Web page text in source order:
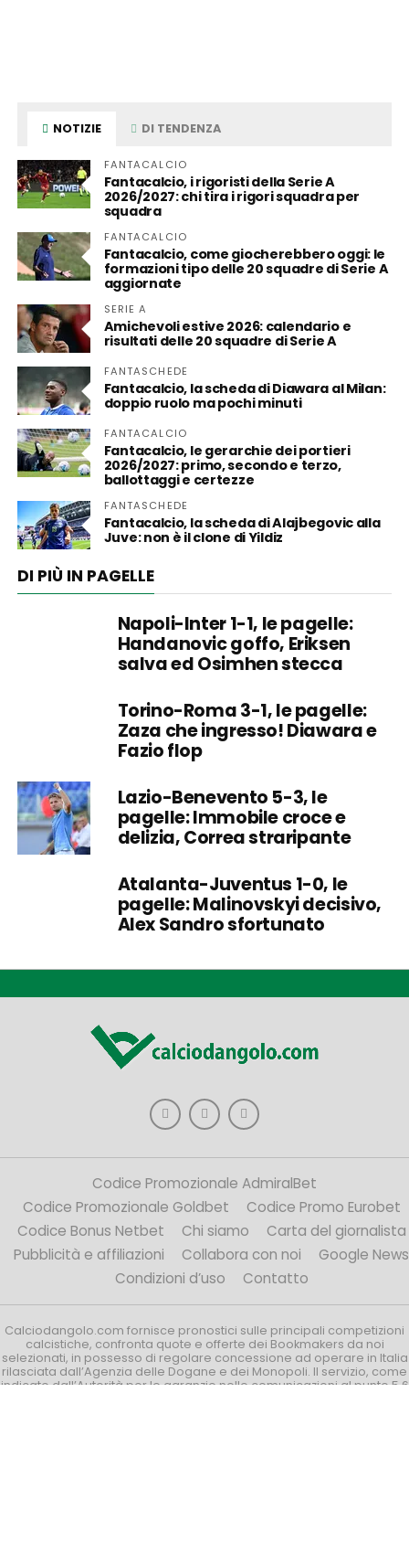
NOTIZIE DI TENDENZA
FANTACALCIO
Fantacalcio, i rigoristi della Serie A
2026/2027: chi tira i rigori squadra per
squadra
FANTACALCIO
Fantacalcio, come giocherebbero oggi: le
formazioni tipo delle 20 squadre di Serie A
aggiornate
SERIE A
Amichevoli estive 2026: calendario e
risultati delle 20 squadre di Serie A
FANTASCHEDE
Fantacalcio, la scheda di Diawara al Milan:
doppio ruolo ma pochi minuti
FANTACALCIO
Fantacalcio, le gerarchie dei portieri
2026/2027: primo, secondo e terzo,
ballottaggi e certezze
FANTASCHEDE
Fantacalcio, la scheda di Alajbegovic alla
Juve: non è il clone di Yildiz
DI PIÙ IN PAGELLE
Napoli-Inter 1-1, le pagelle:
Handanovic goffo, Eriksen
salva ed Osimhen stecca
Torino-Roma 3-1, le pagelle:
Zaza che ingresso! Diawara e
Fazio flop
Lazio-Benevento 5-3, le
pagelle: Immobile croce e
delizia, Correa straripante
Atalanta-Juventus 1-0, le
pagelle: Malinovskyi decisivo,
Alex Sandro sfortunato
Codice Promozionale AdmiralBet
Codice Promozionale Goldbet
Codice Promo Eurobet
Codice Bonus Netbet
Chi siamo
Carta del giornalista
Pubblicità e affiliazioni
Collabora con noi
Google News
Condizioni d’uso
Contatto
Calciodangolo.com fornisce pronostici sulle principali competizioni
calcistiche, confronta quote e offerte dei Bookmakers da noi
selezionati, in possesso di regolare concessione ad operare in Italia
rilasciata dall’Agenzia delle Dogane e dei Monopoli. Il servizio, come
indicato dall’Autorità per le garanzie nelle comunicazioni al punto 5.6